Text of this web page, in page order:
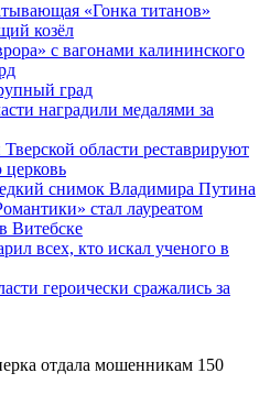
«Гонка титанов»
козёл
с вагонами калининского
град
наградили медалями за
области реставрируют
снимок Владимира Путина
стал лауреатом
Витебске
всех, кто искал ученого в
героически сражались за
отдала мошенникам 150